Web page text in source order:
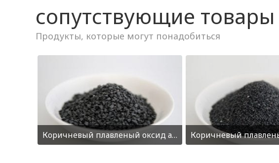
сопутствующие товары
Коричневый плавленый оксид алюминия F40